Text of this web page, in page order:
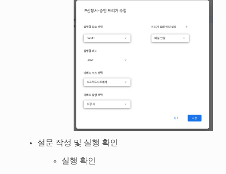
설문 작성 및 실행 확인
실행 확인